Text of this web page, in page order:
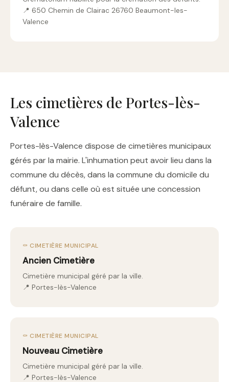
📍 650 Chemin de Clairac 26760 Beaumont-les-
Valence
Les cimetières de Portes-lès-
Valence
Portes-lès-Valence dispose de cimetières municipaux
gérés par la mairie. L'inhumation peut avoir lieu dans la
commune du décès, dans la commune du domicile du
défunt, ou dans celle où est située une concession
funéraire de famille.
⚰️ CIMETIÈRE MUNICIPAL
Ancien Cimetière
Cimetière municipal géré par la ville.
📍 Portes-lès-Valence
⚰️ CIMETIÈRE MUNICIPAL
Nouveau Cimetière
Cimetière municipal géré par la ville.
📍 Portes-lès-Valence